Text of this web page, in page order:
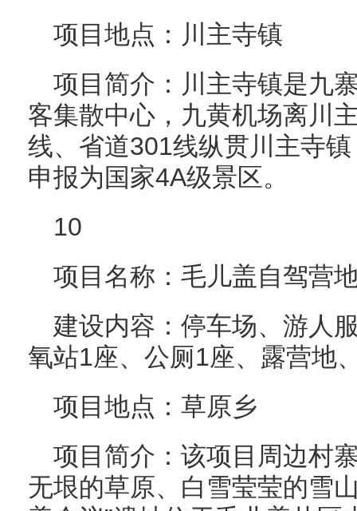
项目地点：川主寺镇
项目简介：川主寺镇是九
客集散中心，九黄机场离川
线、省道301线纵贯川主寺
申报为国家4A级景区。
10
项目名称：毛儿盖自驾营
建设内容：停车场、游人
氧站1座、公厕1座、露营地
项目地点：草原乡
项目简介：该项目周边村
无垠的草原、白雪莹莹的雪